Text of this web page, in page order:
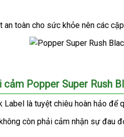
an toàn cho sức khỏe nên sửa
chữa
các
Popper Super Rush
Label là tuyệt chiêu hoàn hảo để
còn phải cảm nhận sự đau